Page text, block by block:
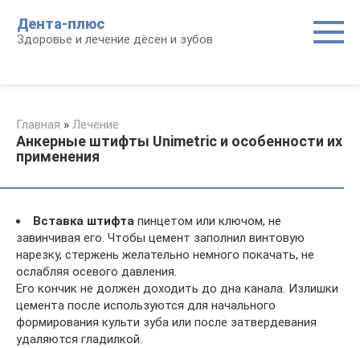
контенту
Дента-плюс
Здоровье и лечение дёсен и зубов
Главная » Лечение
Анкерные штифты Unimetric и особенности их
применения
Вставка штифта пинцетом или ключом, не
завинчивая его. Чтобы цемент заполнил винтовую
нарезку, стержень желательно немного покачать, не
ослабляя осевого давления.
Его кончик не должен доходить до дна канала. Излишки
цемента после используются для начального
формирования культи зуба или после затвердевания
удаляются гладилкой.